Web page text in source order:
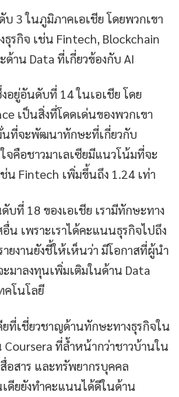
3 ในภูมิภาคเอเชีย โดยพวกเขา
รกิจ เช่น Fintech, Blockchain
าน Data ที่เกี่ยวข้องกับ AI
อยู่อันดับที่ 14 ในเอเชีย โดย
เป็นสิ่งที่โดดเด่นของพวกเขา
นที่จะพัฒนาทักษะที่เกี่ยวกับ
จคือชาวมาเลเซียมีแนวโน้มที่จะ
น Fintech เพิ่มขึ้นถึง 1.24 เท่า
ที่ 18 ของเอเชีย เรามีทักษะทาง
น เพราะเราได้คะแนนธุรกิจไปถึง
ยงานยังชี้ให้เห็นว่า มีโอกาสที่ผู้นำ
มาลงทุนเพิ่มเติมในด้าน Data
คโนโลยี
ที่เชี่ยวชาญด้านทักษะทางธุรกิจใน
ที่ล้ำหน้ากว่าชาวบ้านใน
อสาร และทรัพยากรบุคคล
ดียยังทำคะแนนได้ดีในด้าน